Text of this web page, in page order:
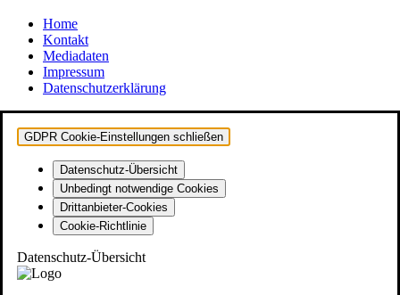
Home
Kontakt
Mediadaten
Impressum
Datenschutzerklärung
GDPR Cookie-Einstellungen schließen
Datenschutz-Übersicht
Unbedingt notwendige Cookies
Drittanbieter-Cookies
Cookie-Richtlinie
Datenschutz-Übersicht